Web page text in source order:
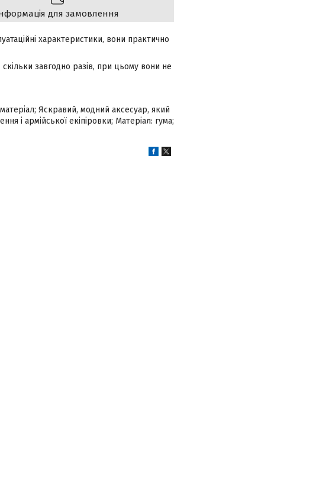
для замовлення
характеристики, вони практично
завгодно разів, при цьому вони не
Яскравий, модний аксесуар, який
і армійської екіпіровки; Матеріал: гума;